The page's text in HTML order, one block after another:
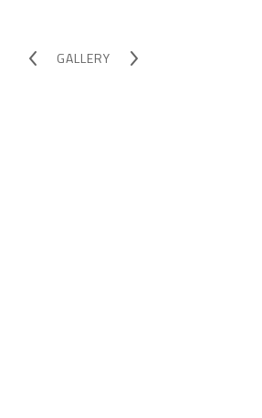
GALLERY